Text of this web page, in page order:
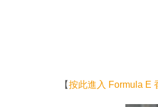
【按此進入 Formula E